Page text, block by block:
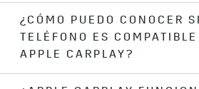
Puedes saber si tu vehículo es
CarPlay si ves el ícono Apple CarPlay
pantalla central. También puedes
compatible con Apple CarPlay.
¿CÓMO PUEDO CONOCER
TELÉFONO ES COMPATIBLE
APPLE CARPLAY?